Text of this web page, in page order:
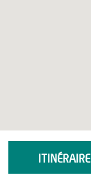
ITINÉRAIRE